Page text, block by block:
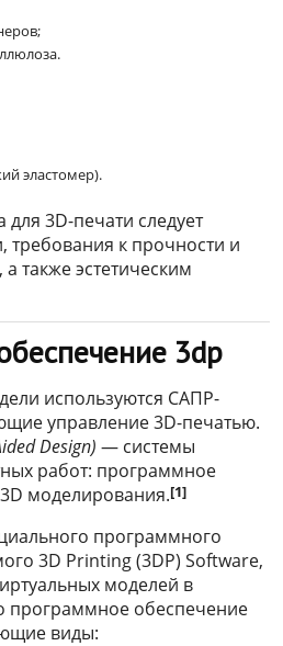
эластомер).
3D-печати следует
требования к прочности и
также эстетическим
3dp
используются САПР-
управление 3D-печатью.
Design) — системы
работ: программное
моделирования.[1]
программного
3D Printing (3DP) Software,
моделей в
программное обеспечение
виды: